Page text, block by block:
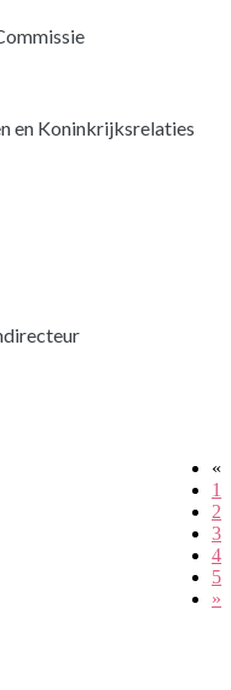
en Koninkrijksrelaties
«
1
2
3
4
5
»